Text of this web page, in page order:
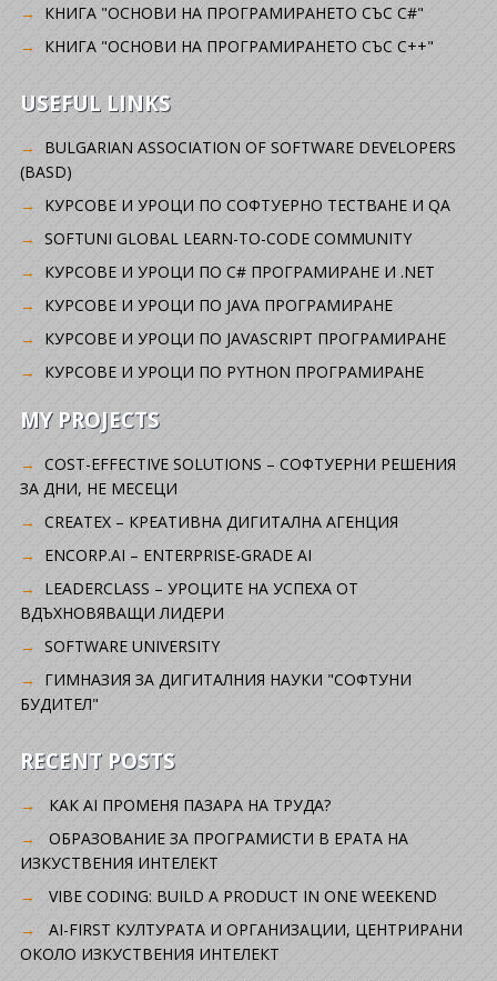
КНИГА "ОСНОВИ НА ПРОГРАМИРАНЕТО СЪС C#"
КНИГА "ОСНОВИ НА ПРОГРАМИРАНЕТО СЪС C++"
USEFUL LINKS
BULGARIAN ASSOCIATION OF SOFTWARE DEVELOPERS
(BASD)
KУРСОВЕ И УРОЦИ ПО СОФТУЕРНО ТЕСТВАНЕ И QA
SOFTUNI GLOBAL LEARN-TO-CODE COMMUNITY
КУРСОВЕ И УРОЦИ ПО C# ПРОГРАМИРАНЕ И .NET
КУРСОВЕ И УРОЦИ ПО JAVA ПРОГРАМИРАНЕ
КУРСОВЕ И УРОЦИ ПО JAVASCRIPT ПРОГРАМИРАНЕ
КУРСОВЕ И УРОЦИ ПО PYTHON ПРОГРАМИРАНЕ
MY PROJECTS
COST-EFFECTIVE SOLUTIONS – СОФТУЕРНИ РЕШЕНИЯ
ЗА ДНИ, НЕ МЕСЕЦИ
CREATEX – КРЕАТИВНА ДИГИТАЛНА АГЕНЦИЯ
ENCORP.AI – ENTERPRISE-GRADE AI
LEADERCLASS – УРОЦИТЕ НА УСПЕХА ОТ
ВДЪХНОВЯВАЩИ ЛИДЕРИ
SOFTWARE UNIVERSITY
ГИМНАЗИЯ ЗА ДИГИТАЛНИЯ НАУКИ "СОФТУНИ
БУДИТЕЛ"
RECENT POSTS
КАК AI ПРОМЕНЯ ПАЗАРА НА ТРУДА?
ОБРАЗОВАНИЕ ЗА ПРОГРАМИСТИ В ЕРАТА НА
ИЗКУСТВЕНИЯ ИНТЕЛЕКТ
VIBE CODING: BUILD A PRODUCT IN ONE WEEKEND
AI-FIRST КУЛТУРАТА И ОРГАНИЗАЦИИ, ЦЕНТРИРАНИ
ОКОЛО ИЗКУСТВЕНИЯ ИНТЕЛЕКТ